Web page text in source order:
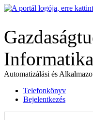
Automatizálási és
Telefonkönyv
Bejelentkezés